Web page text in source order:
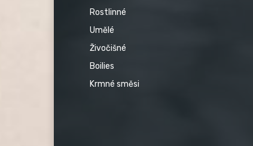
Rostlinné
Umělé
Živočišné
Boilies
Krmné směsi